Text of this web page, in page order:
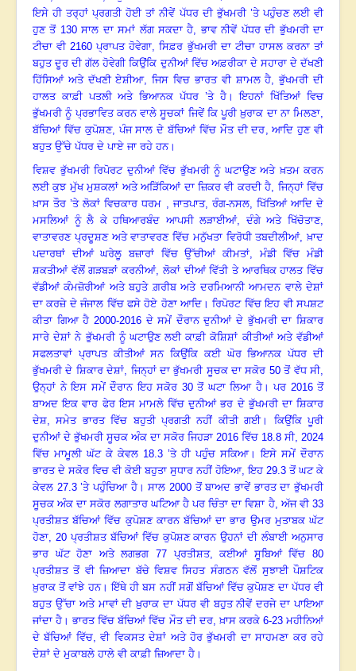
ਇਸੇ ਹੀ ਤਰ੍ਹਾਂ ਪ੍ਰਗਤੀ ਹੋਈ ਤਾਂ ਨੀਵੇਂ ਪੱਧਰ ਦੀ ਭੁੱਖਮਰੀ ’ਤੇ ਪਹੁੰਚਣ ਲਈ ਵੀ
ਹੁਣ ਤੋਂ 130 ਸਾਲ ਦਾ ਸਮਾਂ ਲੱਗ ਸਕਦਾ ਹੈ, ਭਾਵ ਨੀਵੇਂ ਪੱਧਰ ਦੀ ਭੁੱਖਮਰੀ ਦਾ
ਟੀਚਾ ਵੀ 2160 ਪ੍ਰਾਪਤ ਹੋਵੇਗਾ, ਸਿਫ਼ਰ ਭੁੱਖਮਰੀ ਦਾ ਟੀਚਾ ਹਾਸਲ ਕਰਨਾ ਤਾਂ
ਬਹੁਤ ਦੂਰ ਦੀ ਗੱਲ ਹੋਵੇਗੀ ਕਿਉਂਕਿ ਦੁਨੀਆਂ ਵਿੱਚ ਅਫ਼ਰੀਕਾ ਦੇ ਸਹਾਰਾ ਦੇ ਦੱਖਣੀ
ਹਿੱਸਿਆਂ ਅਤੇ ਦੱਖਣੀ ਏਸ਼ੀਆ,ਜਿਸ ਵਿਚ ਭਾਰਤ ਵੀ ਸ਼ਾਮਲ ਹੈ,ਭੁੱਖਮਰੀ ਦੀ
ਹਾਲਤ ਕਾਫ਼ੀ ਪਤਲੀ ਅਤੇ ਭਿਆਨਕ ਪੱਧਰ ’ਤੇ ਹੈ। ਇਹਨਾਂ ਖਿੱਤਿਆਂ ਵਿਚ
ਭੁੱਖਮਰੀ ਨੂੰ ਪ੍ਰਭਾਵਿਤ ਕਰਨ ਵਾਲੇ ਸੂਚਕਾਂ ਜਿਵੇਂ ਕਿ ਪੂਰੀ ਖ਼ੁਰਾਕ ਦਾ ਨਾ ਮਿਲਣਾ,
ਬੱਚਿਆਂ ਵਿੱਚ ਕੁਪੋਸ਼ਣ, ਪੰਜ ਸਾਲ ਦੇ ਬੱਚਿਆਂ ਵਿੱਚ ਮੌਤ ਦੀ ਦਰ,ਆਦਿ ਹੁਣ ਵੀ
ਬਹੁਤ ਉੱਚੇ ਪੱਧਰ ਦੇ ਪਾਏ ਜਾ ਰਹੇ ਹਨ।
ਵਿਸ਼ਵ ਭੁੱਖਮਰੀ ਰਿਪੋਰਟ ਦੁਨੀਆਂ ਵਿੱਚ ਭੁੱਖਮਰੀ ਨੂੰ ਘਟਾਉਣ ਅਤੇ ਖ਼ਤਮ ਕਰਨ
ਲਈ ਕੁਝ ਮੁੱਖ ਮੁਸ਼ਕਲਾਂ ਅਤੇ ਅੜਿੱਕਿਆਂ ਦਾ ਜ਼ਿਕਰ ਵੀ ਕਰਦੀ ਹੈ, ਜਿਨ੍ਹਾਂ ਵਿੱਚ
ਖ਼ਾਸ ਤੌਰ ’ਤੇ ਲੋਕਾਂ ਵਿਚਕਾਰ ਧਰਮ , ਜਾਤਪਾਤ, ਰੰਗ-ਨਸਲ, ਖਿੱਤਿਆਂ ਆਦਿ ਦੇ
ਮਸਲਿਆਂ ਨੂੰ ਲੈ ਕੇ ਹਥਿਆਰਬੰਦ ਆਪਸੀ ਲੜਾਈਆਂ, ਦੰਗੇ ਅਤੇ ਖਿੱਚੋਤਾਣ,
ਵਾਤਾਵਰਣ ਪ੍ਰਦੂਸ਼ਣ ਅਤੇ ਵਾਤਾਵਰਣ ਵਿੱਚ ਮਨੁੱਖਤਾ ਵਿਰੋਧੀ ਤਬਦੀਲੀਆਂ, ਖ਼ਾਦ
ਪਦਾਰਥਾਂ ਦੀਆਂ ਘਰੇਲੂ ਬਜ਼ਾਰਾਂ ਵਿੱਚ ਉੱਚੀਆਂ ਕੀਮਤਾਂ, ਮੰਡੀ ਵਿੱਚ ਮੰਡੀ
ਸ਼ਕਤੀਆਂ ਵੱਲੋਂ ਗੜਬੜਾਂ ਕਰਨੀਆਂ, ਲੋਕਾਂ ਦੀਆਂ ਵਿੱਤੀ ਤੇ ਆਰਥਿਕ ਹਾਲਤ ਵਿੱਚ
ਵੱਡੀਆਂ ਕੰਮਜ਼ੋਰੀਆਂ ਅਤੇ ਬਹੁਤੇ ਗ਼ਰੀਬ ਅਤੇ ਦਰਮਿਆਨੀ ਆਮਦਨ ਵਾਲੇ ਦੇਸ਼ਾਂ
ਦਾ ਕਰਜ਼ੇ ਦੇ ਜੰਜਾਲ ਵਿੱਚ ਫਸੇ ਹੋਏ ਹੋਣਾ ਆਦਿ। ਰਿਪੋਰਟ ਵਿੱਚ ਇਹ ਵੀ ਸਪਸ਼ਟ
ਕੀਤਾ ਗਿਆ ਹੈ 2000-2016 ਦੇ ਸਮੇਂ ਦੌਰਾਨ ਦੁਨੀਆਂ ਦੇ ਭੁੱਖਮਰੀ ਦਾ ਸ਼ਿਕਾਰ
ਸਾਰੇ ਦੇਸ਼ਾਂ ਨੇ ਭੁੱਖਮਰੀ ਨੂੰ ਘਟਾਉਣ ਲਈ ਕਾਫ਼ੀ ਕੋਸ਼ਿਸ਼ਾਂ ਕੀਤੀਆਂ ਅਤੇ ਵੱਡੀਆਂ
ਸਫਲਤਾਵਾਂ ਪ੍ਰਾਪਤ ਕੀਤੀਆਂ ਸਨ ਕਿਉਂਕਿ ਕਈ ਘੋਰ ਭਿਆਨਕ ਪੱਧਰ ਦੀ
ਭੁੱਖਮਰੀ ਦੇ ਸ਼ਿਕਾਰ ਦੇਸ਼ਾਂ, ਜਿਨ੍ਹਾਂ ਦਾ ਭੁੱਖਮਰੀ ਸੂਚਕ ਦਾ ਸਕੋਰ 50 ਤੋਂ ਵੱਧ ਸੀ,
ਉਨ੍ਹਾਂ ਨੇ ਇਸ ਸਮੇਂ ਦੌਰਾਨ ਇਹ ਸਕੋਰ 30 ਤੋਂ ਘਟਾ ਲਿਆ ਹੈ। ਪਰ 2016 ਤੋਂ
ਬਾਅਦ ਇਕ ਵਾਰ ਫੇਰ ਇਸ ਮਾਮਲੇ ਵਿੱਚ ਦੁਨੀਆਂ ਭਰ ਦੇ ਭੁੱਖਮਰੀ ਦਾ ਸ਼ਿਕਾਰ
ਦੇਸ਼,ਸਮੇਤ ਭਾਰਤ ਵਿੱਚ ਬਹੁਤੀ ਪ੍ਰਗਤੀ ਨਹੀਂ ਕੀਤੀ ਗਈ। ਕਿਉਂਕਿ ਪੂਰੀ
ਦੁਨੀਆਂ ਦੇ ਭੁੱਖਮਰੀ ਸੂਚਕ ਅੰਕ ਦਾ ਸਕੋਰ ਜਿਹੜਾ 2016 ਵਿੱਚ 18.8 ਸੀ, 2024
ਵਿੱਚ ਮਾਮੂਲੀ ਘੱਟ ਕੇ ਕੇਵਲ 18.3 ’ਤੇ ਹੀ ਪਹੁੰਚ ਸਕਿਆ। ਇਸੇ ਸਮੇਂ ਦੌਰਾਨ
ਭਾਰਤ ਦੇ ਸਕੋਰ ਵਿਚ ਵੀ ਕੋਈ ਬਹੁਤਾ ਸੁਧਾਰ ਨਹੀਂ ਹੋਇਆ, ਇਹ 29.3 ਤੋਂ ਘਟ ਕੇ
ਕੇਵਲ 27.3 ’ਤੇ ਪਹੁੰਚਿਆ ਹੈ। ਸਾਲ 2000 ਤੋਂ ਬਾਅਦ ਭਾਵੇਂ ਭਾਰਤ ਦਾ ਭੁੱਖਮਰੀ
ਸੂਚਕ ਅੰਕ ਦਾ ਸਕੋਰ ਲਗਾਤਾਰ ਘਟਿਆ ਹੈ ਪਰ ਚਿੰਤਾ ਦਾ ਵਿਸ਼ਾ ਹੈ, ਅੱਜ ਵੀ 33
ਪ੍ਰਤੀਸ਼ਤ ਬੱਚਿਆਂ ਵਿੱਚ ਕੁਪੋਸ਼ਣ ਕਾਰਨ ਬੱਚਿਆਂ ਦਾ ਭਾਰ ਉਮਰ ਮੁਤਾਬਕ ਘੱਟ
ਹੋਣਾ, 20 ਪ੍ਰਤੀਸ਼ਤ ਬੱਚਿਆਂ ਵਿੱਚ ਕੁਪੋਸ਼ਣ ਕਾਰਨ ਉਹਨਾਂ ਦੀ ਲੰਬਾਈ ਅਨੁਸਾਰ
ਭਾਰ ਘੱਟ ਹੋਣਾ ਅਤੇ ਲਗਭਗ 77 ਪ੍ਰਤੀਸ਼ਤ,ਕਈਆਂ ਸੂਬਿਆਂ ਵਿੱਚ 80
ਪ੍ਰਤੀਸ਼ਤ ਤੋਂ ਵੀ ਜ਼ਿਆਦਾ ਬੱਚੇ ਵਿਸ਼ਵ ਸਿਹਤ ਸੰਗਠਨ ਵੱਲੋਂ ਸੁਝਾਈ ਪੌਸ਼ਟਿਕ
ਖ਼ੁਰਾਕ ਤੋਂ ਵਾਂਝੇ ਹਨ। ਇੱਥੇ ਹੀ ਬਸ ਨਹੀਂ ਸਗੋਂ ਬੱਚਿਆਂ ਵਿੱਚ ਕੁਪੋਸ਼ਣ ਦਾ ਪੱਧਰ ਵੀ
ਬਹੁਤ ਉੱਚਾ ਅਤੇ ਮਾਵਾਂ ਦੀ ਖ਼ੁਰਾਕ ਦਾ ਪੱਧਰ ਵੀ ਬਹੁਤ ਨੀਵੇਂ ਦਰਜੇ ਦਾ ਪਾਇਆ
ਜਾਂਦਾ ਹੈ। ਭਾਰਤ ਵਿੱਚ ਬੱਚਿਆਂ ਵਿੱਚ ਮੌਤ ਦੀ ਦਰ, ਖ਼ਾਸ ਕਰਕੇ 6-23 ਮਹੀਨਿਆਂ
ਦੇ ਬੱਚਿਆਂ ਵਿੱਚ,ਵੀ ਵਿਕਸਤ ਦੇਸ਼ਾਂ ਅਤੇ ਹੋਰ ਭੁੱਖਮਰੀ ਦਾ ਸਾਹਮਣਾ ਕਰ ਰਹੇ
ਦੇਸ਼ਾਂ ਦੇ ਮੁਕਾਬਲੇ ਹਾਲੇ ਵੀ ਕਾਫ਼ੀ ਜ਼ਿਆਦਾ ਹੈ।